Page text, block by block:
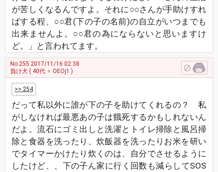
が苦しくなるんですよ。それに○○さんが手助けすれ
ばする程、○○君(下の子の名前)の自立がいつまでも
出来ませんよ。○○君の為にならないと思いますけ
ど。」と言われてます。
No.255 2017/11/16 02:38
負け犬 ( 40代 ♀ OEOj1 )
>> 254
だって私以外に誰が下の子を助けてくれるの？ 私
がしなければ最悪あの子は餓死するかもしれないん
だよ。流石にゴミ出しと洗濯とトイレ掃除と風呂掃
除と食器を洗ったり、炊飯器を洗ったりお米を研い
でタイマーかけたり炊くのは、自分でさせるように
したけど、、下の子ん家に行く回数も減らしてSOS